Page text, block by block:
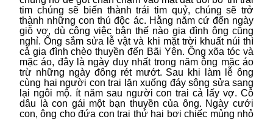
tim chúng sẽ biến thành trái tim quỷ, chúng sẽ trở
thành những con thú độc ác. Hằng năm cứ đến ngày
giỗ vợ, dù công việc bận thế nào gia đình ông cũng
nghỉ. Ông sắm sửa lễ vật và khi mặt trời khuất núi thì
cả gia đình chèo thuyền đến Bãi Yên. Ông xõa tóc và
mặc áo, đây là ngày duy nhất trong năm ông mặc áo
trừ những ngày đông rét mướt. Sau khi làm lễ ông
cùng hai người con trai lặn xuống đáy sông sửa sang
lại ngôi mộ. ít năm sau người con trai cả lấy vợ. Cô
dâu là con gái một bạn thuyền của ông. Ngày cưới
con, ông cho đứa con trai thứ hai bơi chiếc mủng nhỏ